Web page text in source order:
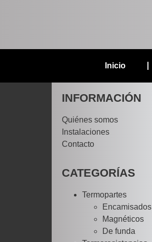
Inicio
INFORMACIÓN
Quiénes somos
Instalaciones
Contacto
CATEGORÍAS
Termopartes
Encamisados
Magnéticos
De funda